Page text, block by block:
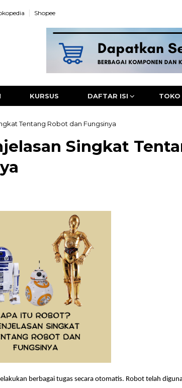
Shopee
KURSUS DAFTAR ISI TOKO
Tentang Robot dan Fungsinya
Singkat
berbagai tugas secara otomatis. Robot telah